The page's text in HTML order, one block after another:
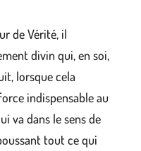
de Vérité, il
divin qui, en soi,
lorsque cela
indispensable au
va dans le sens de
tout ce qui